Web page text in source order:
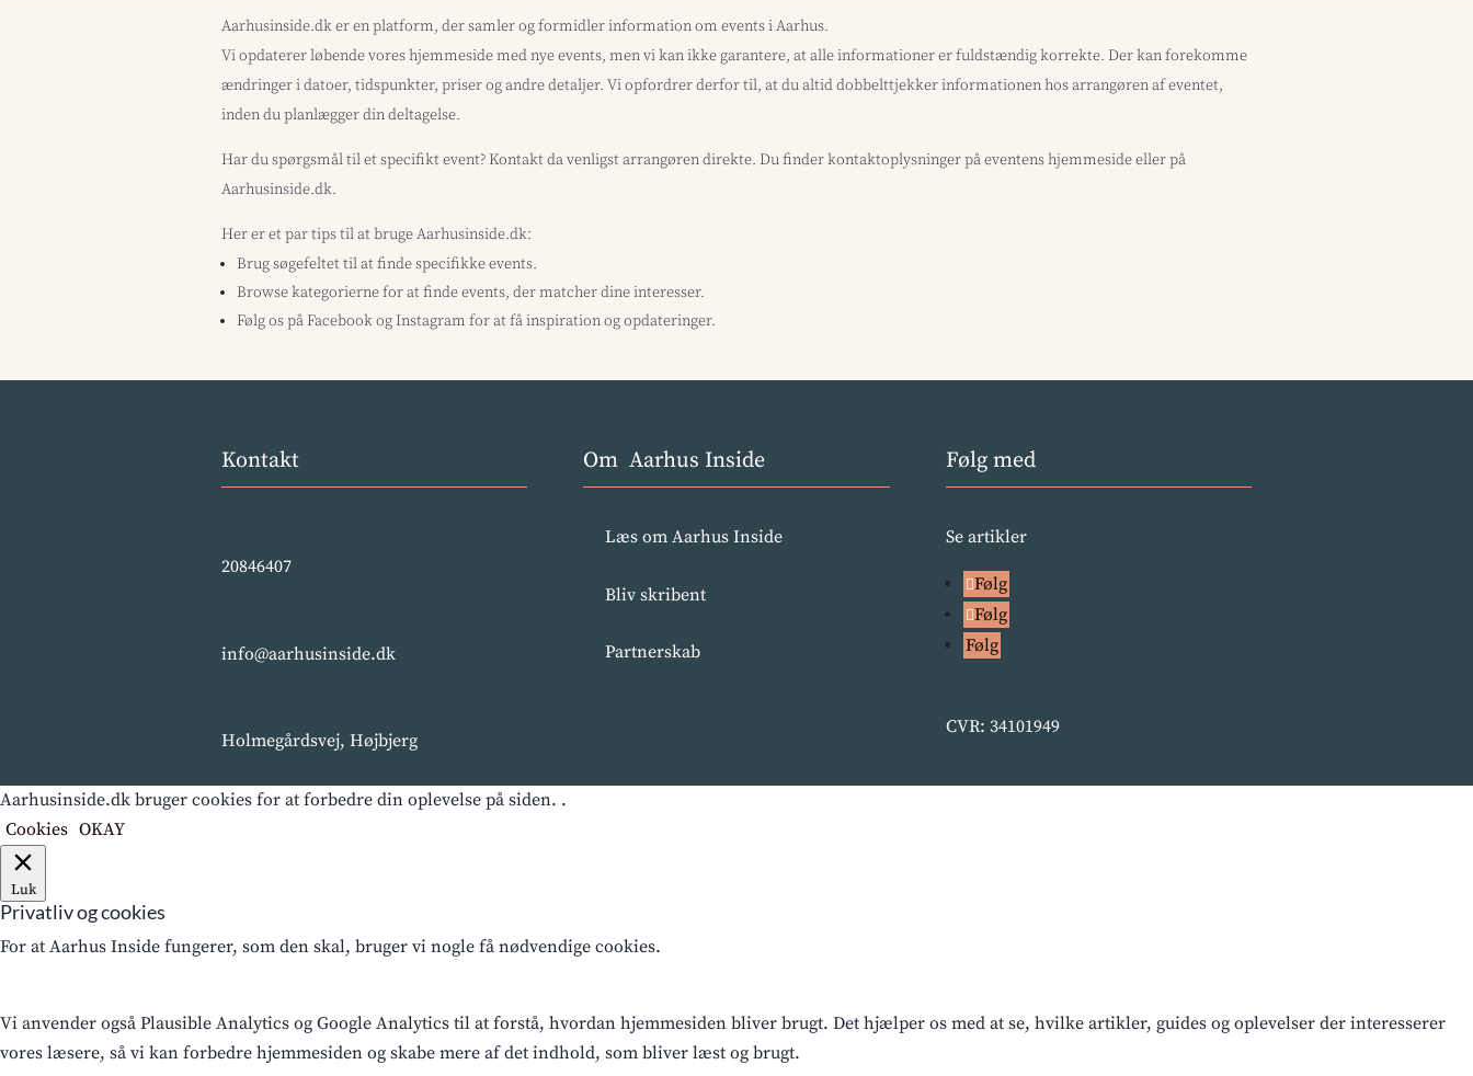
Aarhusinside.dk er en platform, der samler og formidler information om events i Aarhus.
Vi opdaterer løbende vores hjemmeside med nye events, men vi kan ikke garantere, at alle informationer er fuldstændig korrekte. Der kan forekomme
ændringer i datoer, tidspunkter, priser og andre detaljer. Vi opfordrer derfor til, at du altid dobbelttjekker informationen hos arrangøren af eventet,
inden du planlægger din deltagelse.
Har du spørgsmål til et specifikt event? Kontakt da venligst arrangøren direkte. Du finder kontaktoplysninger på eventens hjemmeside eller på
Aarhusinside.dk.
Her er et par tips til at bruge Aarhusinside.dk:
Brug søgefeltet til at finde specifikke events.
Browse kategorierne for at finde events, der matcher dine interesser.
Følg os på Facebook og Instagram for at få inspiration og opdateringer.
Kontakt
20846407
info@aarhusinside.dk
Holmegårdsvej, Højbjerg
Om Aarhus Inside
Læs om Aarhus Inside
Bliv skribent
Partnerskab
Følg med
Se artikler
Følg
Følg
Følg
CVR: 34101949
Aarhusinside.dk bruger cookies for at forbedre din oplevelse på siden. .
Cookies OKAY
Luk
Privatliv og cookies
For at Aarhus Inside fungerer, som den skal, bruger vi nogle få nødvendige cookies.
Vi anvender også Plausible Analytics og Google Analytics til at forstå, hvordan hjemmesiden bliver brugt. Det hjælper os med at se, hvilke artikler, guides og oplevelser der interesserer
vores læsere, så vi kan forbedre hjemmesiden og skabe mere af det indhold, som bliver læst og brugt.